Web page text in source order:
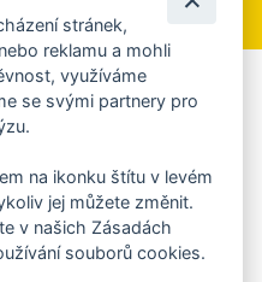
rozhlas
či mailu upozornění na
a sportovní akce?
aplikaci
stránek,
reklamu a mohli
využíváme
se svými partnery pro
na ikonku štítu v levém
jej můžete změnit.
v našich Zásadách
souborů cookies.